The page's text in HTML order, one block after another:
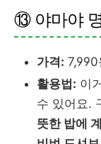
⑬ 야마야
가격: 7,990
활용법: 이
수 있어요.
뜻한 밥에